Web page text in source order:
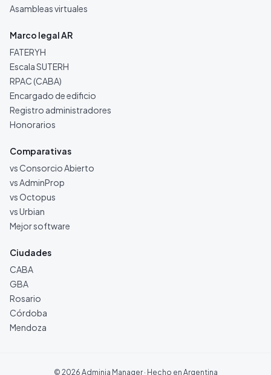
Asambleas virtuales
Marco legal AR
FATERYH
Escala SUTERH
RPAC (CABA)
Encargado de edificio
Registro administradores
Honorarios
Comparativas
vs Consorcio Abierto
vs AdminProp
vs Octopus
vs Urbian
Mejor software
Ciudades
CABA
GBA
Rosario
Córdoba
Mendoza
© 2026 Adminia Manager · Hecho en Argentina